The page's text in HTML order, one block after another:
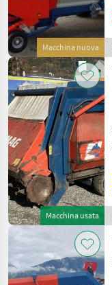
Macchina nuova
Macchina usata